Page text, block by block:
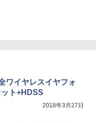
ワイヤレスイヤフォ
ト+HDSS
2018年3月27日